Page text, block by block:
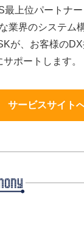
最上位パートナー
業界のシステム
が、お客様の
サポートします。
サービスサイト